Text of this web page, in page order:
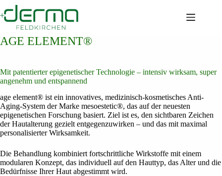
Inhalt
springen
AGE ELEMENT®
Mit patentierter epigenetischer Technologie – intensiv wirksam, super
angenehm und entspannend
age element® ist ein innovatives, medizinisch-kosmetisches Anti-
Aging-System der Marke mesoestetic®, das auf der neuesten
epigenetischen Forschung basiert. Ziel ist es, den sichtbaren Zeichen
der Hautalterung gezielt entgegenzuwirken – und das mit maximal
personalisierter Wirksamkeit.
Die Behandlung kombiniert fortschrittliche Wirkstoffe mit einem
modularen Konzept, das individuell auf den Hauttyp, das Alter und die
Bedürfnisse Ihrer Haut abgestimmt wird.